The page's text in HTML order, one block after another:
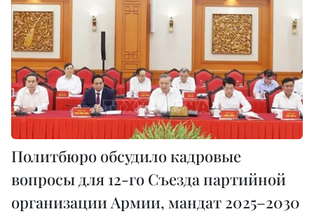
Политбюро обсудило кадровые
вопросы для 12-го Съезда партийной
организации Армии, мандат 2025–2030